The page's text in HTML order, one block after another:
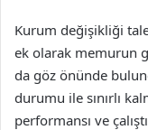
Kurum değişikliği
ek olarak memurun
da göz önünde
durumu ile sınırlı
performansı ve